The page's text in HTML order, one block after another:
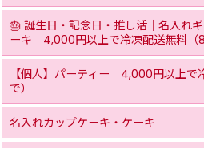
🎂 誕生日・記念日・推し活｜名入れ
ーキ 4,000円以上で冷凍配送無料（8
【個人】パーティー 4,000円以上で
で）
名入れカップケーキ・ケーキ